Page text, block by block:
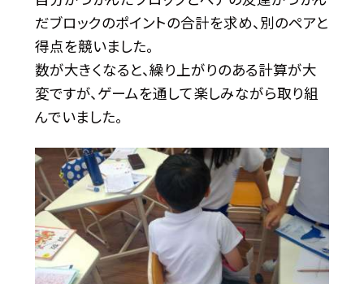
だブロックのポイントの合計を求め、別のペアと
得点を競いました。
数が大きくなると、繰り上がりのある計算が大
変ですが、ゲームを通して楽しみながら取り組
んでいました。